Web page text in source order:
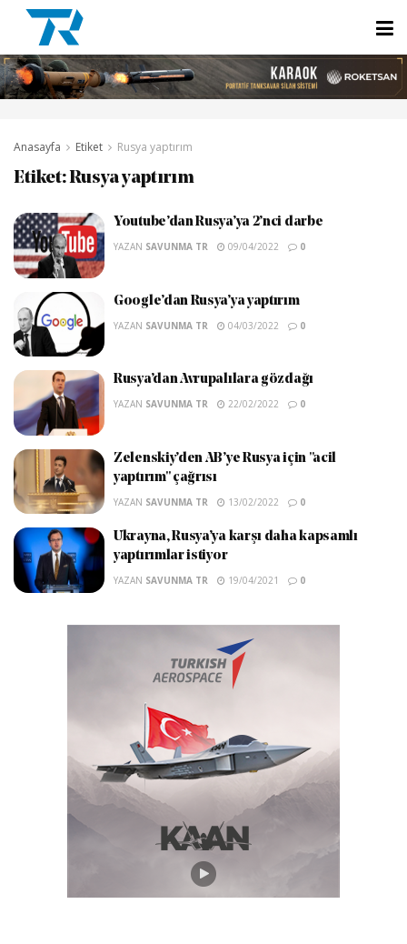
Anasayfa Etiket Rusya yaptırım
Etiket:Rusya yaptırım
Youtube’dan Rusya’ya 2’nci darbe
YAZAN SAVUNMA TR 09/04/2022 0
Google’dan Rusya’ya yaptırım
YAZAN SAVUNMA TR 04/03/2022 0
Rusya’dan Avrupalılara gözdağı
YAZAN SAVUNMA TR 22/02/2022 0
Zelenskiy’den AB’ye Rusya için "acil
yaptırım" çağrısı
YAZAN SAVUNMA TR 13/02/2022 0
Ukrayna, Rusya’ya karşı daha kapsamlı
yaptırımlar istiyor
YAZAN SAVUNMA TR 19/04/2021 0